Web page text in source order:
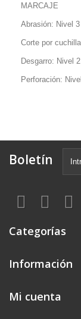
MARCAJE
Abrasión: Nivel 3
Corte por
Desgarro: Nivel 2
Perforación:
Boletín
Categorías
Información
Mi cuenta